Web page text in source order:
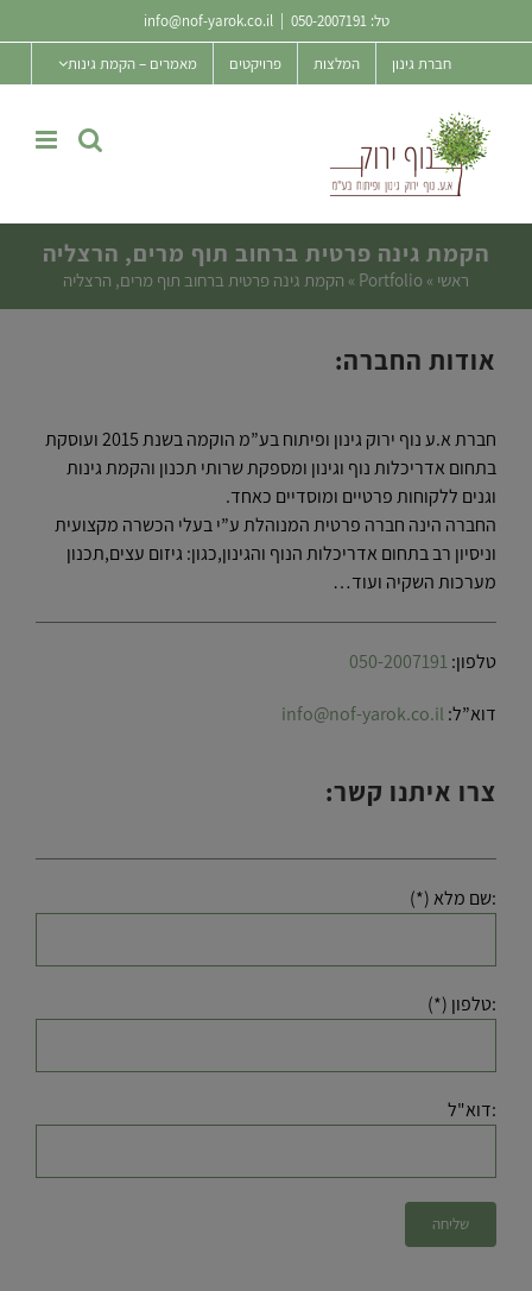
to
טל:050-2007191
info@nof-yarok.co.il
חברת גינון המלצות פרויקטים מאמרים – הקמת גינות
הקמת גינה פרטית ברחוב תוף מרים, הרצליה
ראשי »
Portfolio
» הקמת גינה פרטית ברחוב תוף מרים, הרצליה
אודות החברה:
חברת א.ע נוף ירוק גינון ופיתוח בע”מ הוקמה בשנת 2015 ועוסקת
בתחום אדריכלות נוף וגינון ומספקת שרותי תכנון והקמת גינות
וגנים ללקוחות פרטיים ומוסדיים כאחד.
החברה הינה חברה פרטית המנוהלת ע”י בעלי הכשרה מקצועית
וניסיון רב בתחום אדריכלות הנוף והגינון,כגון: גיזום עצים,תכנון
מערכות השקיה ועוד…
טלפון:050-2007191
דוא”ל: info@nof-yarok.co.il
צרו איתנו קשר:
:שם מלא (*)
:טלפון (*)
:דוא"ל